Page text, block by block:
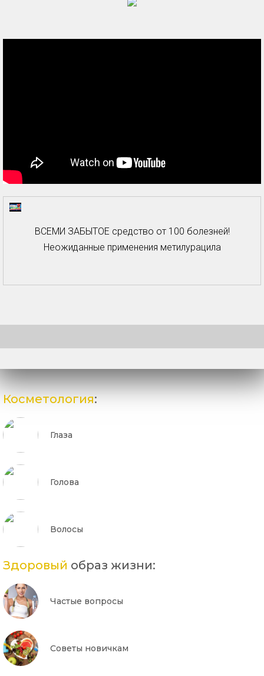
ВСЕМИ ЗАБЫТОЕ средство от 100 болезней!
Неожиданные применения метилурацила
Косметология:
Глаза
Голова
Волосы
Здоровый образ жизни:
Частые вопросы
Советы новичкам